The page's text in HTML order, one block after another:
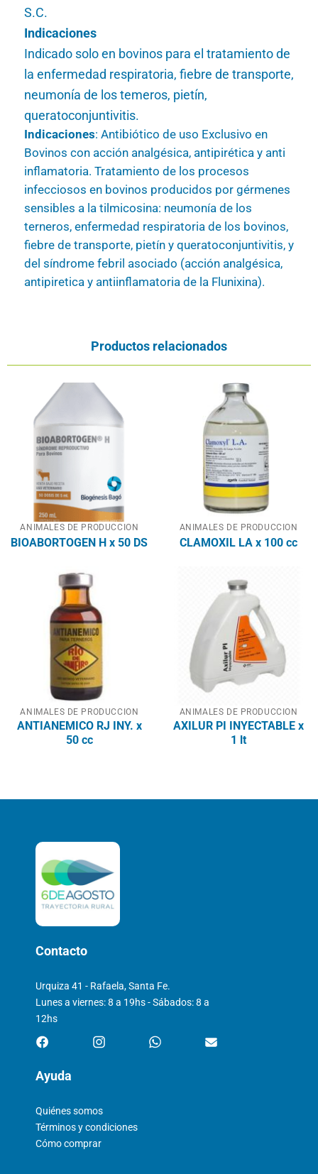
S.C.
Indicaciones
Indicado solo en bovinos para el tratamiento de
la enfermedad respiratoria, fiebre de transporte,
neumonía de los temeros, pietín,
queratoconjuntivitis.
Indicaciones: Antibiótico de uso Exclusivo en
Bovinos con acción analgésica, antipirética y anti
inflamatoria. Tratamiento de los procesos
infecciosos en bovinos producidos por gérmenes
sensibles a la tilmicosina: neumonía de los
terneros, enfermedad respiratoria de los bovinos,
fiebre de transporte, pietín y queratoconjuntivitis, y
del síndrome febril asociado (acción analgésica,
antipiretica y antiinflamatoria de la Flunixina).
Productos relacionados
ANIMALES DE PRODUCCION
BIOABORTOGEN H x 50 DS
ANIMALES DE PRODUCCION
CLAMOXIL LA x 100 cc
ANIMALES DE PRODUCCION
ANTIANEMICO RJ INY. x
50 cc
ANIMALES DE PRODUCCION
AXILUR PI INYECTABLE x
1 lt
Contacto
Urquiza 41 - Rafaela, Santa Fe.
Lunes a viernes: 8 a 19hs - Sábados: 8 a
12hs
Ayuda
Quiénes somos
Términos y condiciones
Cómo comprar